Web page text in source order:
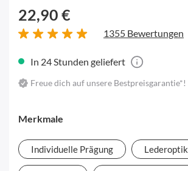
22,90 €
1355 Bewertungen
In 24 Stunden geliefert
Freue dich auf unsere Bestpreisgarantie*!
Merkmale
Individuelle Prägung Lederoptik